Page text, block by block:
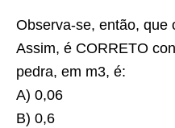
Observa-se, então, que
Assim, é CORRETO
pedra, em m3, é:
A) 0,06
B) 0,6